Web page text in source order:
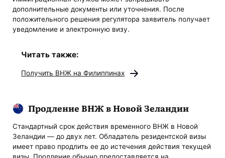
дополнительные документы или уточнения. После
положительного решения регулятора заявитель получает
уведомление и электронную визу.
Читать также:
Получить ВНЖ на Филиппинах
Продление ВНЖ в Новой Зеландии
Стандартный срок действия временного ВНЖ в Новой
Зеландии — до двух лет. Обладатель резидентской визы
имеет право продлить ее до истечения действия текущей
визы. Продление обычно предоставляется на